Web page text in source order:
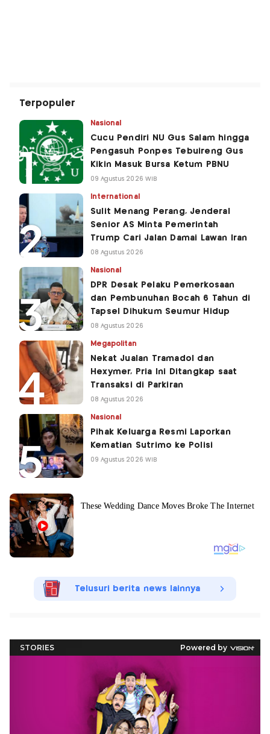
Terpopuler
Nasional
Cucu Pendiri NU Gus Salam hingga
Pengasuh Ponpes Tebuireng Gus
Kikin Masuk Bursa Ketum PBNU
09 Agustus 2026 WIB
International
Sulit Menang Perang, Jenderal
Senior AS Minta Pemerintah
Trump Cari Jalan Damai Lawan Iran
08 Agustus 2026
Nasional
DPR Desak Pelaku Pemerkosaan
dan Pembunuhan Bocah 6 Tahun di
Tapsel Dihukum Seumur Hidup
08 Agustus 2026
Megapolitan
Nekat Jualan Tramadol dan
Hexymer, Pria Ini Ditangkap saat
Transaksi di Parkiran
08 Agustus 2026
Nasional
Pihak Keluarga Resmi Laporkan
Kematian Sutrimo ke Polisi
09 Agustus 2026 WIB
Telusuri berita news lainnya